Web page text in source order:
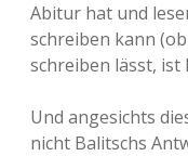
Abitur hat und
schreiben kann
schreiben lässt,
Und angesichts
nicht Balitschs